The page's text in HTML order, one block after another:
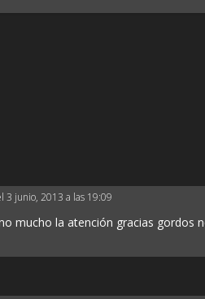
3 junio, 2013 a las 19:09
mucho la atención gracias gordos